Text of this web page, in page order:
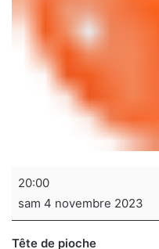
Soirée
de
sociétés
20:00
sam 4 novembre 2023
Tête de pioche